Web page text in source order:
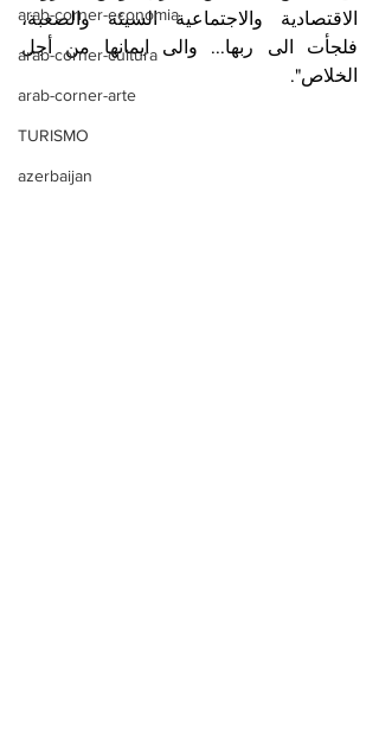
arab-corner-economia
arab-corner-cultura
arab-corner-arte
TURISMO
azerbaijan
الاقتصادية والاجتماعية السيئة والصعبة،
الخلاص".